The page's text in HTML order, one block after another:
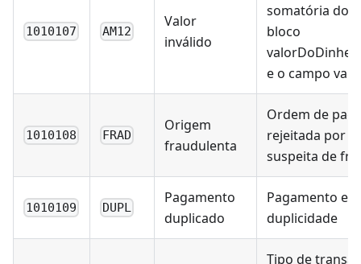
1010107 AM12
Valor
inválido
somatória dos
bloco
e o campo
1010108 FRAD
Origem
fraudulenta
Ordem de
rejeitada por
suspeita de
1010109 DUPL
Pagamento
duplicado
Pagamento
duplicidade
Tipo de